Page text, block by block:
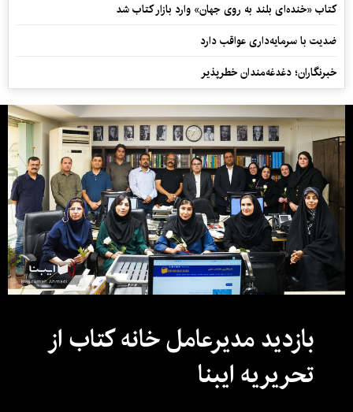
کتاب «خنده‌ای بلند به روی جهان» وارد بازار کتاب شد
ضدیت با سرمایه‌داری عواقب دارد
خبرنگاران؛ دغدغه‌مندان خطرپذیر
بازدید مدیرعامل خانه کتاب از
تحریریه ایبنا